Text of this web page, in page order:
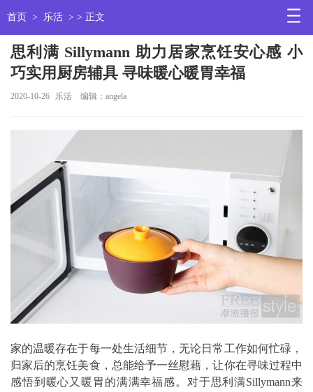
首页 > 乐活 > > 正文
思利满 Sillymann 助力居家烹饪安心感 小
巧实用厨房辅具 寻味暖心暖胃幸福
2020-10-26 乐活 编辑：angela
家的温暖存在于每一处生活细节，无论日常工作如何忙碌，
归家后的烹饪美食，总能给予一丝慰藉，让你在寻味过程中
感悟到暖心又暖胃的满满幸福感。对于思利满Sillymann来